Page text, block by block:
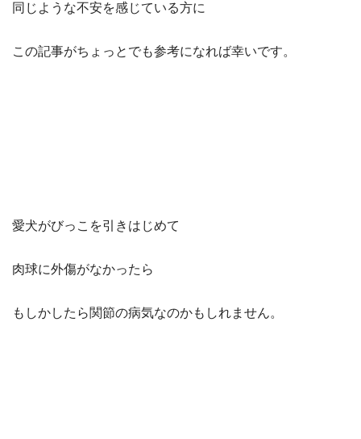
同じような不安を感じている方に
この記事がちょっとでも参考になれば幸いです。
愛犬がびっこを引きはじめて
肉球に外傷がなかったら
もしかしたら関節の病気なのかもしれません。